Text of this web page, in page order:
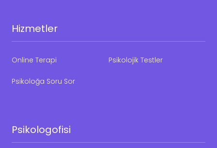
Hizmetler
Online Terapi Psikolojik Testler
Psikoloğa Soru Sor
Psikologofisi